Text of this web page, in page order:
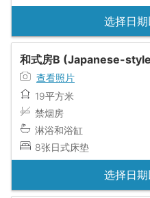
选择日
和式房B (Japanese-
查看照片
19平方米
禁烟房
淋浴和浴缸
8张日式床垫
选择日